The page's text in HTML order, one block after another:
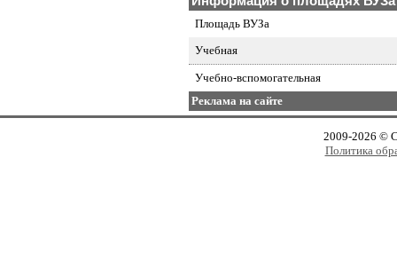
Площадь ВУЗа
Учебная
Учебно-вспомогательная
Реклама на сайте
2009-2026 ©
Политика